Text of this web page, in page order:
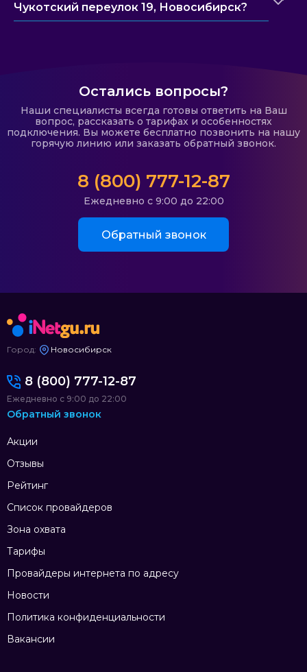
Чукотский переулок 19, Новосибирск?
Остались вопросы?
Наши специалисты всегда готовы ответить на Ваш
вопрос, рассказать о тарифах и особенностях
подключения. Вы можете бесплатно позвонить на нашу
горячую линию или заказать обратный звонок.
8 (800) 777-12-87
Ежедневно с 9:00 до 22:00
Обратный звонок
Город: Новосибирск
Акции
Отзывы
Рейтинг
Список провайдеров
Зона охвата
Тарифы
Провайдеры интернета по адресу
Новости
Политика конфиденциальности
Вакансии
8 (800) 777-12-87
Ежедневно с 9:00 до 22:00
Обратный звонок